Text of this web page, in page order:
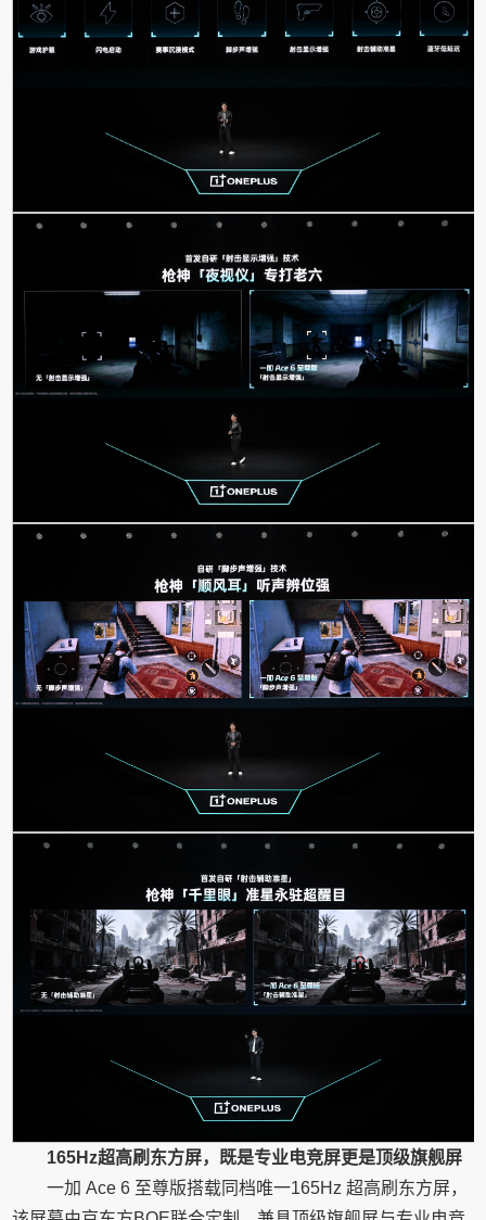
165Hz超高刷东方屏，既是专业电竞屏更是顶级旗舰屏
一加 Ace 6 至尊版搭载同档唯一165Hz 超高刷东方屏，